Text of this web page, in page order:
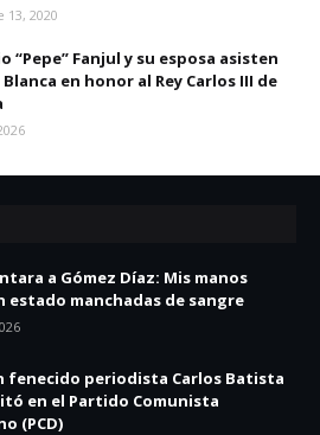
2020
“Pepe” Fanjul y su esposa asisten
Blanca en honor al Rey Carlos III de
a Gómez Díaz: Mis manos
estado manchadas de sangre
fenecido periodista Carlos Batista
en el Partido Comunista
(PCD)